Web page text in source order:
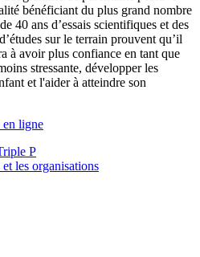
bénéficiant du plus grand nombre
40 ans d’essais scientifiques et des
sur le terrain prouvent qu’il
à avoir plus confiance en tant que
stressante, développer les
et l'aider à atteindre son
en ligne
P
les organisations